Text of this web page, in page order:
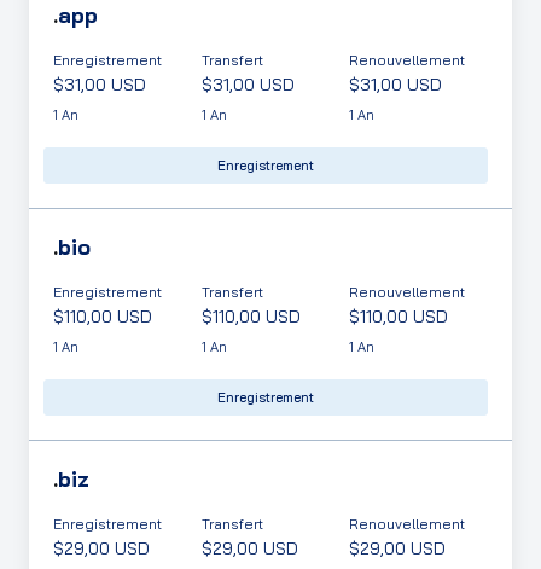
.app
Enregistrement
$31,00 USD
1 An
Transfert
$31,00 USD
1 An
Renouvellement
$31,00 USD
1 An
Enregistrement
.bio
Enregistrement
$110,00 USD
1 An
Transfert
$110,00 USD
1 An
Renouvellement
$110,00 USD
1 An
Enregistrement
.biz
Enregistrement
$29,00 USD
Transfert
$29,00 USD
Renouvellement
$29,00 USD